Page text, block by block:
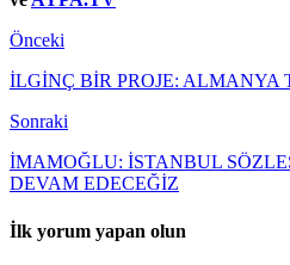
Önceki
İLGİNÇ BİR PROJE: ALMANYA
Sonraki
İMAMOĞLU: İSTANBUL
DEVAM EDECEĞİZ
İlk yorum yapan olun